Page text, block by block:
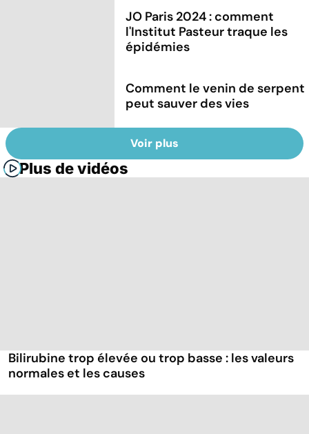
JO Paris 2024 : comment
l'Institut Pasteur traque les
épidémies
Comment le venin de serpent
peut sauver des vies
Voir plus
Plus de vidéos
Bilirubine trop élevée ou trop basse : les valeurs
normales et les causes